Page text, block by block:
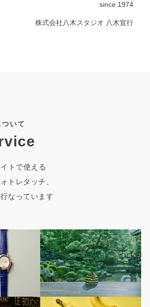
since 1974
株式会社八木スタジオ 八木宣行
いて
トで使える
トレタッチ、
なっています